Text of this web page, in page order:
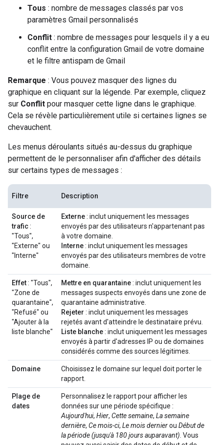
Tous : nombre de messages classés par vos
paramètres Gmail personnalisés
Conflit : nombre de messages pour lesquels il y a eu
conflit entre la configuration Gmail de votre domaine
et le filtre antispam de Gmail
Remarque : Vous pouvez masquer des lignes du
graphique en cliquant sur la légende. Par exemple, cliquez
sur Conflit pour masquer cette ligne dans le graphique.
Cela se révèle particulièrement utile si certaines lignes se
chevauchent.
Les menus déroulants situés au-dessus du graphique
permettent de le personnaliser afin d'afficher des détails
sur certains types de messages :
Filtre Description
Source de
trafic:
"Tous",
"Externe" ou
"Interne"
Externe: inclut uniquement les messages
envoyés par des utilisateurs n'appartenant pas
à votre domaine.
Interne: inclut uniquement les messages
envoyés par des utilisateurs membres de votre
domaine.
Effet: "Tous",
"Zone de
quarantaine",
"Refusé" ou
"Ajouter à la
liste blanche"
Mettre en quarantaine: inclut uniquement les
messages suspects envoyés dans une zone de
quarantaine administrative.
Rejeter : inclut uniquement les messages
rejetés avant d'atteindre le destinataire prévu.
Liste blanche: inclut uniquement les messages
envoyés à partir d'adresses IP ou de domaines
considérés comme des sources légitimes.
Domaine
Choisissez le domaine sur lequel doit porter le
rapport.
Plage de
dates
Personnalisez le rapport pour afficher les
données sur une période spécifique :
Aujourd'hui, Hier, Cette semaine, La semaine
dernière, Ce mois-ci, Le mois dernierou Début de
la période (jusqu'à 180 jours auparavant) . Vous